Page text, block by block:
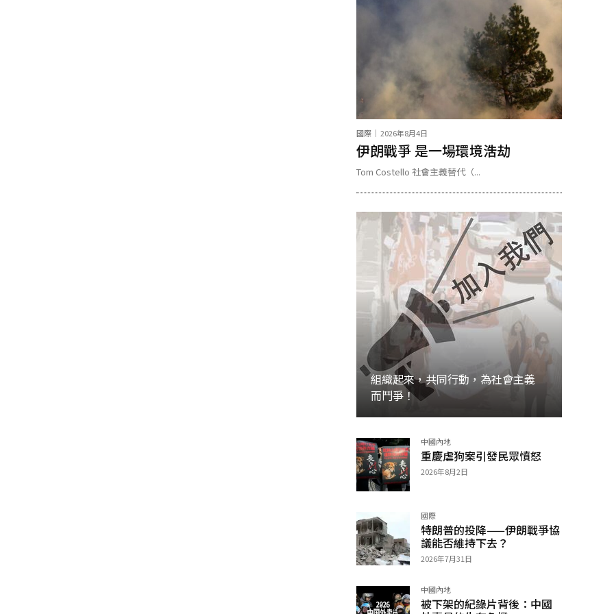
國際 2026年8月4日
伊朗戰爭 是一場環境浩劫
Tom Costello 社會主義替代（...
組織起來，共同行動，為社會主義
而鬥爭！
加入 中國內地
重慶虐狗案引發民眾憤怒
2026年8月2日
國際
特朗普的投降——伊朗戰爭協
議能否維持下去？
2026年7月31日
中國內地
被下架的紀錄片背後：中國